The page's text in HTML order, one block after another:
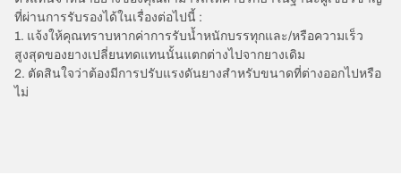
ที่ผ่านการรับรองได้ในเรื่องต่อไปนี้ :
1. แจ้งให้คุณทราบหากค่าการรับน้ำหนักบรรทุกและ/หรือความเร็ว
สูงสุดของยางเปลี่ยนทดแทนนั้นแตกต่างไปจากยางเดิม
2. ตัดสินใจว่าต้องมีการปรับแรงดันยางสำหรับขนาดที่ต่างออกไปหรือ
ไม่